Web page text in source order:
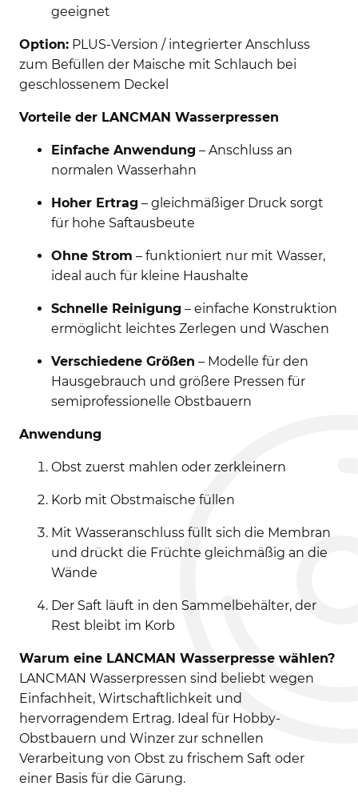
geeignet
Option:PLUS-Version / integrierter Anschluss
zum Befüllen der Maische mit Schlauch bei
geschlossenem Deckel
Vorteile der LANCMAN Wasserpressen
Einfache Anwendung – Anschluss an
normalen Wasserhahn
Hoher Ertrag – gleichmäßiger Druck sorgt
für hohe Saftausbeute
Ohne Strom – funktioniert nur mit Wasser,
ideal auch für kleine Haushalte
Schnelle Reinigung – einfache Konstruktion
ermöglicht leichtes Zerlegen und Waschen
Verschiedene Größen – Modelle für den
Hausgebrauch und größere Pressen für
semiprofessionelle Obstbauern
Anwendung
Obst zuerst mahlen oder zerkleinern
Korb mit Obstmaische füllen
Mit Wasseranschluss füllt sich die Membran
und drückt die Früchte gleichmäßig an die
Wände
Der Saft läuft in den Sammelbehälter, der
Rest bleibt im Korb
Warum eine LANCMAN Wasserpresse wählen?
LANCMAN Wasserpressen sind beliebt wegen
Einfachheit, Wirtschaftlichkeit und
hervorragendem Ertrag. Ideal für Hobby-
Obstbauern und Winzer zur schnellen
Verarbeitung von Obst zu frischem Saft oder
einer Basis für die Gärung.